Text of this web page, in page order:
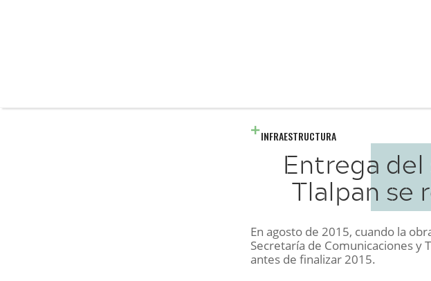
INFRAESTRUCTURA
Entrega
Tlalpan se
En agosto de 2015, cuando la
Secretaría de Comunicaciones y
antes de finalizar 2015.